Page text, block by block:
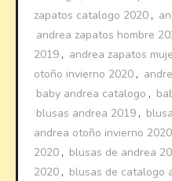
zapatos catalogo 2020 ,
andrea zapatos hombre
2019 , andrea zapatos
otoño invierno 2020 ,
baby andrea catalogo ,
blusas andrea 2019 ,
andrea otoño invierno 2020
2020 , blusas de andrea
2020 , blusas de catalogo